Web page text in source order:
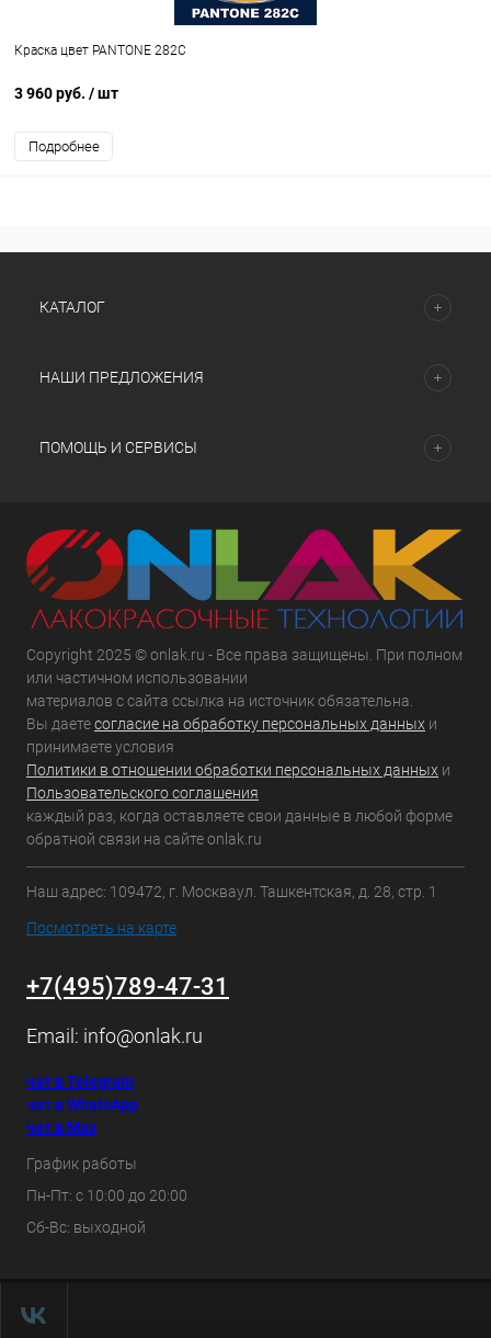
Краска цвет PANTONE 282C
3 960 руб. / шт
Подробнее
КАТАЛОГ
НАШИ ПРЕДЛОЖЕНИЯ
ПОМОЩЬ И СЕРВИСЫ
Copyright 2025 © onlak.ru - Все права защищены. При полном
или частичном использовании
материалов с сайта ссылка на источник обязательна.
Вы даетесогласие на обработку персональных данных и
принимаете условия
Политики в отношении обработки персональных данных и
Пользовательского соглашения
каждый раз, когда оставляете свои данные в любой форме
обратной связи на сайте onlak.ru
Наш адрес: 109472, г. Москваул. Ташкентская, д. 28, стр. 1
Посмотреть на карте
+7(495)789-47-31
Email: info@onlak.ru
чат в Telegram
чат в WhatsApp
чат в Max
График работы
Пн-Пт: с 10:00 до 20:00
Сб-Вс: выходной